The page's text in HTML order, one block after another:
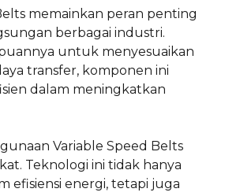
memainkan peran penting
berbagai industri.
untuk menyesuaikan
transfer, komponen ini
dalam meningkatkan
Variable Speed Belts
Teknologi ini tidak hanya
efisiensi energi, tetapi juga